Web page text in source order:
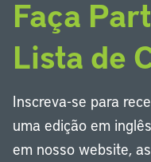
Faça
Lista de
Inscreva-se para
uma edição em
em nosso website,